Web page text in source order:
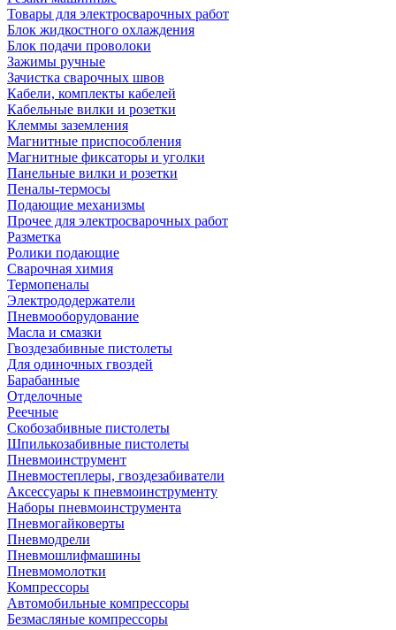
Товары для электросварочных работ
Блок жидкостного охлаждения
Блок подачи проволоки
Зажимы ручные
Зачистка сварочных швов
Кабели, комплекты кабелей
Кабельные вилки и розетки
Клеммы заземления
Магнитные приспособления
Магнитные фиксаторы и уголки
Панельные вилки и розетки
Пеналы-термосы
Подающие механизмы
Прочее для электросварочных работ
Разметка
Ролики подающие
Сварочная химия
Термопеналы
Электрододержатели
Пневмооборудование
Масла и смазки
Гвоздезабивные пистолеты
Для одиночных гвоздей
Барабанные
Отделочные
Реечные
Скобозабивные пистолеты
Шпилькозабивные пистолеты
Пневмоинструмент
Пневмостеплеры, гвоздезабиватели
Аксессуары к пневмоинструменту
Наборы пневмоинструмента
Пневмогайковерты
Пневмодрели
Пневмошлифмашины
Пневмомолотки
Компрессоры
Автомобильные компрессоры
Безмасляные компрессоры